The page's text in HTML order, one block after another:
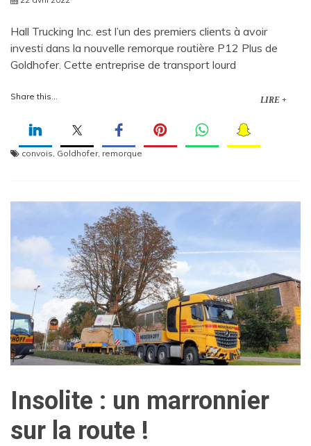
Hall Trucking Inc. est l’un des premiers clients à avoir
investi dans la nouvelle remorque routière P12 Plus de
Goldhofer. Cette entreprise de transport lourd
Share this... LIRE +
convois, Goldhofer, remorque
Insolite : un marronnier
sur la route !